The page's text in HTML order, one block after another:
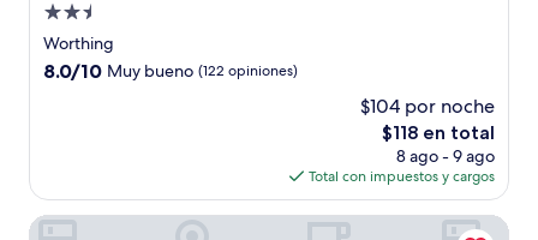
Propiedad
de
2.5
Worthing
8.0
opiniones)
8.0/10 Muy bueno (122 opiniones)
$104 por noche
El
precio
actual
es
de
$118 en total
8 ago - 9 ago
Total con impuestos y cargos
Malfranza Apartments